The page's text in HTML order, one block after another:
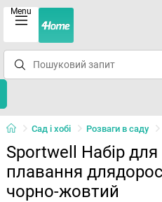
Menu
Сад і хобі Розваги в саду
Sportwell Набір для
плавання
чорно-жовтий